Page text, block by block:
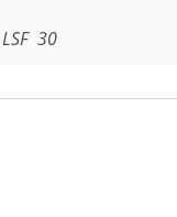
LSF 30